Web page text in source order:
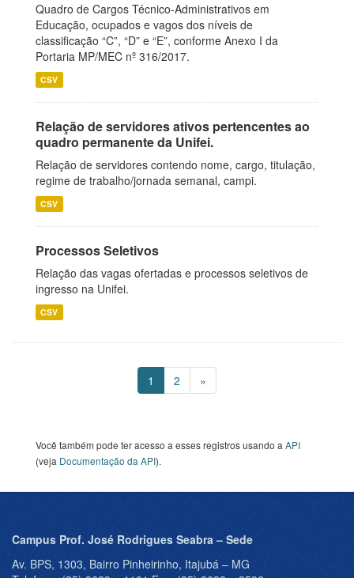
Quadro de Cargos Técnico-Administrativos em
Educação, ocupados e vagos dos níveis de
classificação “C”, “D” e “E”, conforme Anexo I da
Portaria MP/MEC nº 316/2017.
CSV
Relação de servidores ativos pertencentes ao
quadro permanente da Unifei.
Relação de servidores contendo nome, cargo, titulação,
regime de trabalho/jornada semanal, campi.
CSV
Processos Seletivos
Relação das vagas ofertadas e processos seletivos de
ingresso na Unifei.
CSV
1 2 »
Você também pode ter acesso a esses registros usando a API
(veja Documentação da API).
Campus Prof. José Rodrigues Seabra – Sede
Av. BPS, 1303, Bairro Pinheirinho, Itajubá – MG